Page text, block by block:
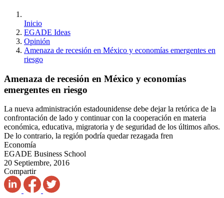
Inicio
EGADE Ideas
Opinión
Amenaza de recesión en México y economías emergentes en
riesgo
Amenaza de recesión en México y economías
emergentes en riesgo
La nueva administración estadounidense debe dejar la retórica de la
confrontación de lado y continuar con la cooperación en materia
económica, educativa, migratoria y de seguridad de los últimos años.
De lo contrario, la región podría quedar rezagada fren
Economía
EGADE Business School
20 Septiembre, 2016
Compartir